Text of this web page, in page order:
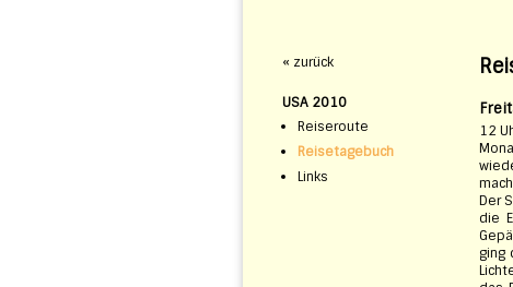
« zurück
USA 2010
Reiseroute
Reisetagebuch
Links
12
Der
die
ging